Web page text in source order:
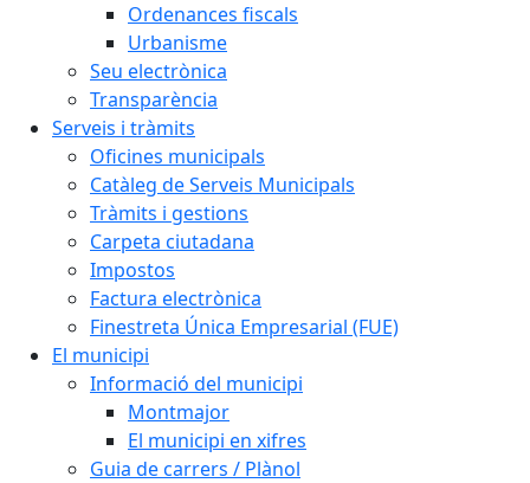
Ordenances fiscals
Urbanisme
Seu electrònica
Transparència
Serveis i tràmits
Oficines municipals
Catàleg de Serveis Municipals
Tràmits i gestions
Carpeta ciutadana
Impostos
Factura electrònica
Finestreta Única Empresarial (FUE)
El municipi
Informació del municipi
Montmajor
El municipi en xifres
Guia de carrers / Plànol